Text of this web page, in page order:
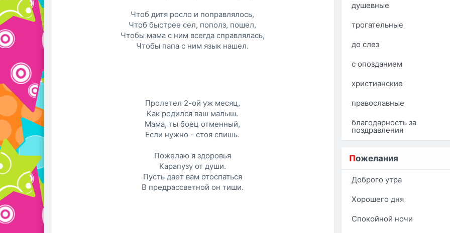
Чтоб дитя росло и поправлялось,
Чтоб быстрее сел, пополз, пошел,
Чтобы мама с ним всегда справлялась,
Чтобы папа с ним язык нашел.
Пролетел 2-ой уж месяц,
Как родился ваш малыш.
Мама, ты боец отменный,
Если нужно - стоя спишь.
Пожелаю я здоровья
Карапузу от души.
Пусть дает вам отоспаться
В предрассветной он тиши.
душевные
трогательные
до слез
с опозданием
христианские
православные
благодарность за
поздравления
Пожелания
Доброго утра
Хорошего дня
Спокойной ночи